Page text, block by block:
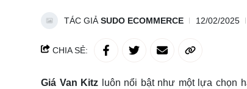
TÁC GIẢ SUDO ECOMMERCE 12/02/2025
CHIA SẺ:
Giá Van Kitz luôn nổi bật như một lựa chọn